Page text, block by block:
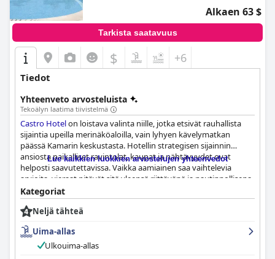
Alkaen 63 $
Tarkista saatavuus
$ +6
Tiedot
Yhteenveto arvosteluista
Tekoälyn laatima tiivistelmä
Castro Hotelon loistava valinta niille, jotka etsivät rauhallista
sijaintia upeilla merinäköaloilla, vain lyhyen kävelymatkan
päässä Kamarin keskustasta. Hotellin strategisen sijainnin
ansiosta paikalliset ravintolat, kaupat ja nähtävyydet ovat
helposti saavutettavissa. Vaikka aamiainen saa vaihtelevia
arvioita, vieraat pitävät sitä yleensä riittävänä ja nautinnollisena,
ja paikallisesti hankittujen raaka-aineiden ja hotellin omasta
puutarhasta peräisin olevien tuoreiden hedelmien käyttö on
saanut myönteisiä mainintoja. Huoneet ovat siistejä, viihtyisiä ja
tyylikkäästi sisustettuja, ja joissakin huoneissa on parvekkeet,
joilla voi nauttia ulkoilmasta. Vieraat kehuvat suuresti hotellin
korkeaa siisteyttä ja järjestystä sekä avuliasta, ystävällistä ja
Lue kaikkien luokkien arvostelujen yhteenvedot
Kategoriat
Neljä tähteä
Uima-allas
Ulkouima-allas